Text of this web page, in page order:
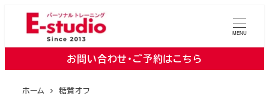
ン
MENU
お問い合わせ・ご予約はこちら
ホーム 糖質オフ